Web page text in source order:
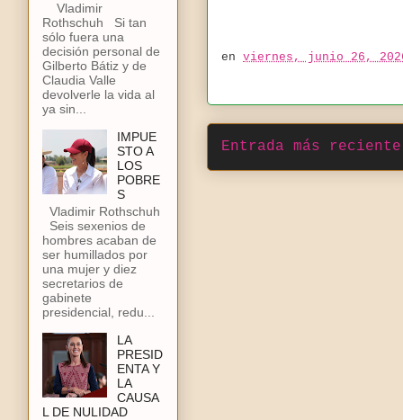
en viernes, junio 26,
Entrada más reciente
Vladimir
Rothschuh Si tan
sólo fuera una
decisión personal de
Gilberto Bátiz y de
Claudia Valle
devolverle la vida al
ya sin...
IMPUE
STO A
LOS
POBRE
S
Vladimir Rothschuh
Seis sexenios de
hombres acaban de
ser humillados por
una mujer y diez
secretarios de
gabinete
presidencial, redu...
LA
PRESID
ENTA Y
LA
CAUSA
L DE NULIDAD